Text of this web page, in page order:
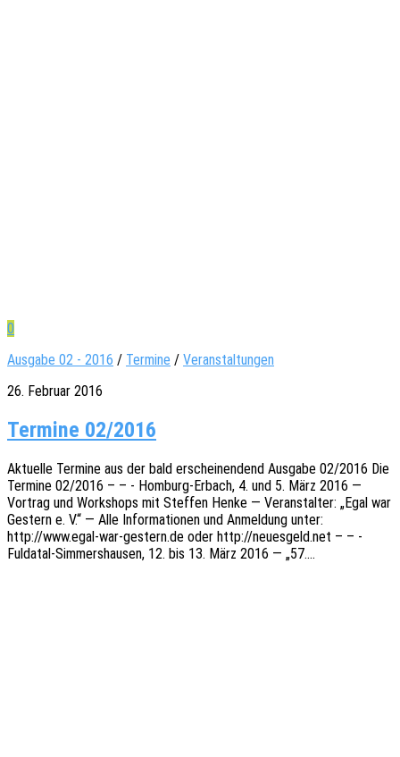
0
Ausgabe 02 - 2016 / Termine / Veranstaltungen
26. Februar 2016
Termine 02/2016
Aktu­el­le Termi­ne aus der bald erschei­nen­dend Ausga­be 02/2016 Die
Termi­ne 02/2016 – – - Homburg-Erbach, 4. und 5. März 2016 —
Vortrag und Work­shops mit Stef­fen Henke — Veran­stal­ter: „Egal war
Gestern e. V.“ — Alle Infor­ma­tio­nen und Anmel­dung unter:
http://www.egal-war-gestern.de oder http://neuesgeld.net – – -
Fulda­­tal-Simmer­s­hau­­sen, 12. bis 13. März 2016 — „57.…